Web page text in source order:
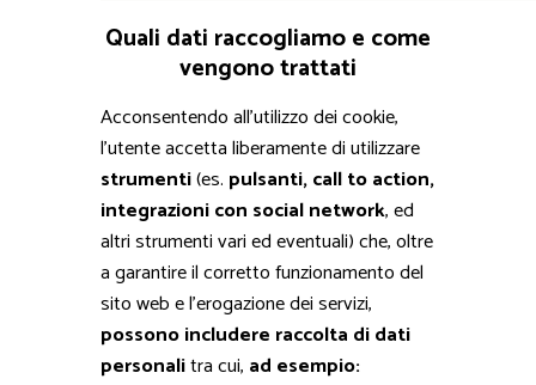
Quali dati raccogliamo e come
vengono trattati
Acconsentendo all’utilizzo dei cookie,
l’utente accetta liberamente di utilizzare
strumenti(es. pulsanti, call to action,
integrazioni con social network, ed
altri strumenti vari ed eventuali) che, oltre
a garantire il corretto funzionamento del
sito web e l’erogazione dei servizi,
possono includere raccolta di dati
personalitra cui, ad esempio: